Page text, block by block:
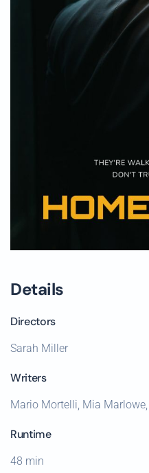
Details
Directors
Sarah Miller
Writers
Mario Mortelli, Mia
Runtime
48 min